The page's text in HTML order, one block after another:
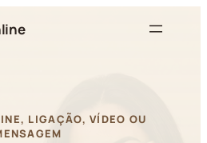
LIGAÇÃO, VÍDEO OU